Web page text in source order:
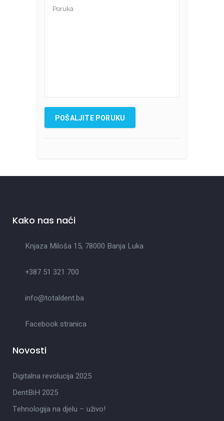
Kako nas naći
Knjaza Miloša 15, 78000 Banja Luka
+387 51 321 700
info@totaldent.ba
Facebook stranica
Novosti
Digitalna revolucija 2025
DentBiH 2025
Tehnologija na djelu – uživo!